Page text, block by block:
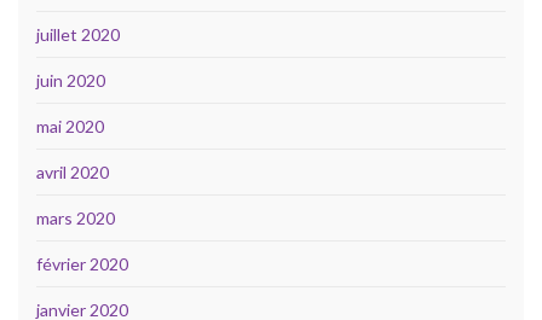
juillet 2020
juin 2020
mai 2020
avril 2020
mars 2020
février 2020
janvier 2020